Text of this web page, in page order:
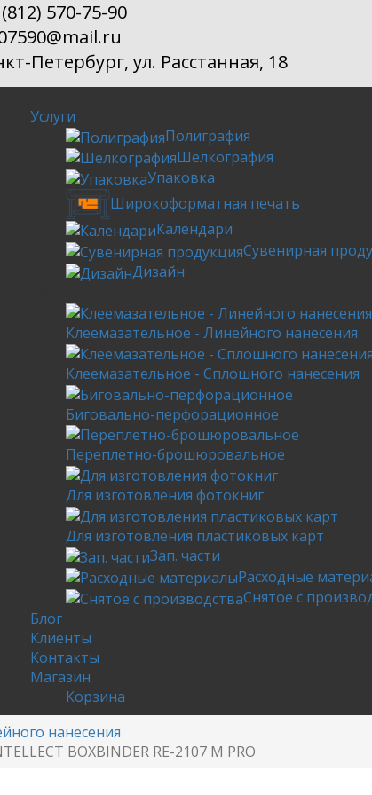
570-75-90
Петербург, ул. Расстанная, 18
Услуги
Полиграфия
Шелкография
Упаковка
Широкоформатная печать
Календари
Сувенирная
Дизайн
Клеемазательное - Линейного нанесения
Клеемазательное - Сплошного нанесения
Биговально-перфорационное
Переплетно-брошюровальное
Для изготовления фотокниг
Для изготовления пластиковых карт
Зап. части
Расходные
Снятое с
Блог
Клиенты
Контакты
Магазин
Корзина
нанесения
BOXBINDER RE-2107 М PRO